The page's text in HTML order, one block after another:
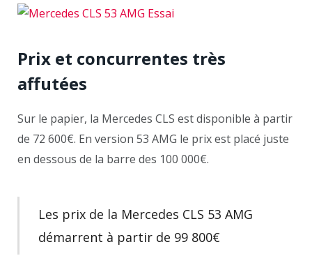
Prix et concurrentes très
affutées
Sur le papier, la Mercedes CLS est disponible à partir
de 72 600€. En version 53 AMG le prix est placé juste
en dessous de la barre des 100 000€.
Les prix de la Mercedes CLS 53 AMG
démarrent à partir de 99 800€